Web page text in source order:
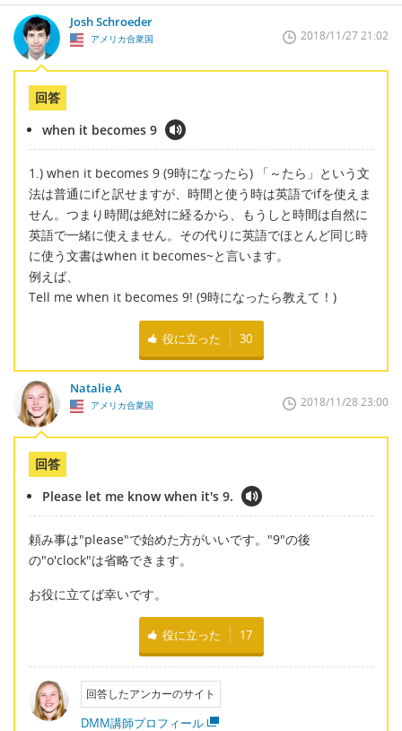
Josh Schroeder
アメリカ合衆国 2018/11/27 21:02
回答
when it becomes 9
1.) when it becomes 9 (9時になったら) 「～たら」という文
法は普通にifと訳せますが、時間と使う時は英語でifを使えま
せん。つまり時間は絶対に経るから、もうしと時間は自然に
英語で一緒に使えません。その代りに英語でほとんど同じ時
に使う文書はwhen it becomes~と言います。
例えば、
Tell me when it becomes 9! (9時になったら教えて！)
役に立った 30
Natalie A
アメリカ合衆国 2018/11/28 23:00
回答
Please let me know when it's 9.
頼み事は"please"で始めた方がいいです。"9"の後
の"o'clock"は省略できます。
お役に立てば幸いです。
役に立った 17
回答したアンカーのサイト
DMM講師プロフィール